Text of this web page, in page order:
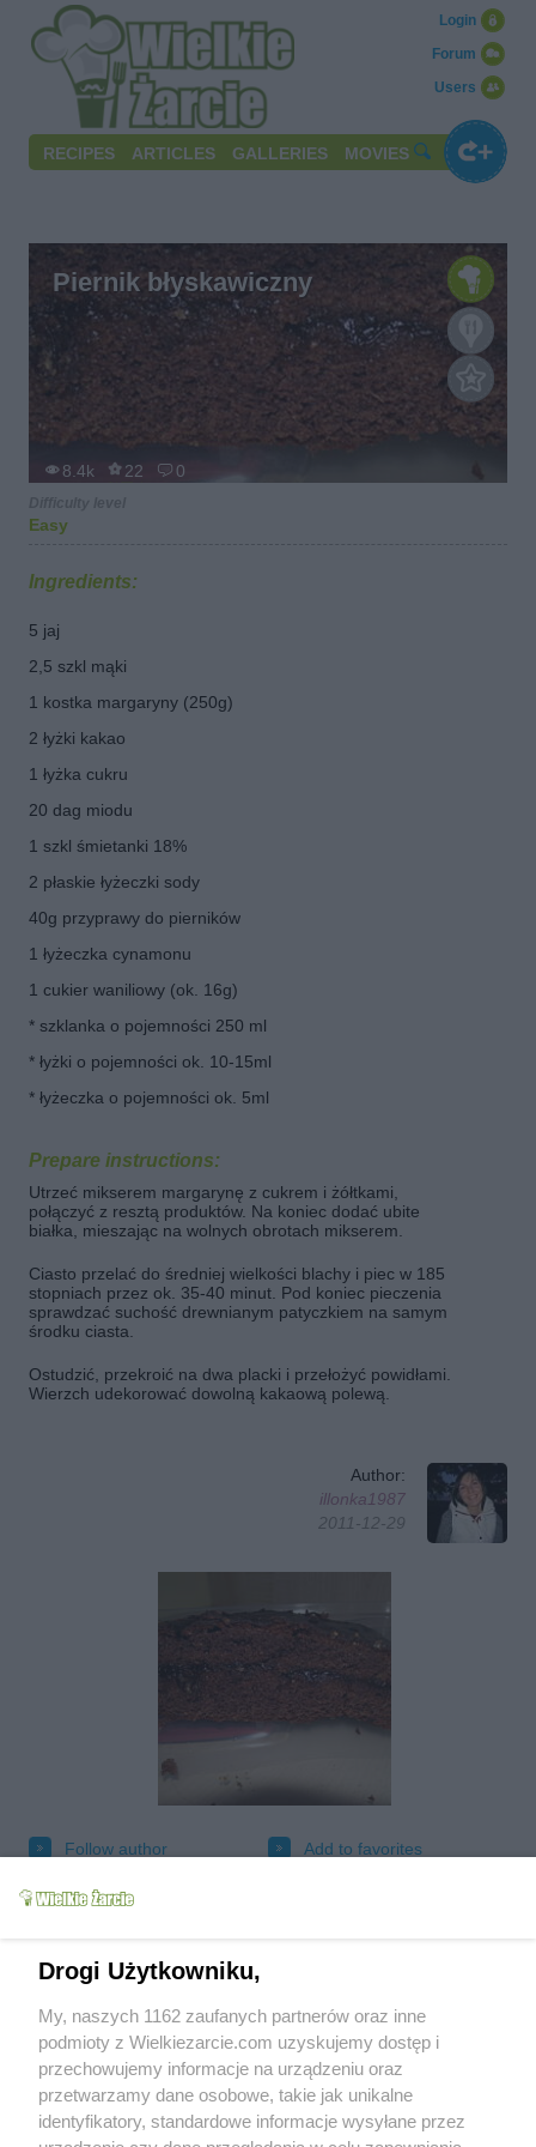
Users
Forum
Login
RECIPES ARTICLES GALLERIES MOVIES
Piernik błyskawiczny
8.4k 22 0
Easy
Ingredients:
5 jaj
2,5 szkl mąki
1 kostka margaryny (250g)
2 łyżki kakao
1 łyżka cukru
20 dag miodu
1 szkl śmietanki 18%
2 płaskie łyżeczki sody
40g przyprawy do pierników
1 łyżeczka cynamonu
1 cukier waniliowy (ok. 16g)
* szklanka o pojemności 250 ml
* łyżki o pojemności ok. 10-15ml
* łyżeczka o pojemności ok. 5ml
Prepare instructions:
Utrzeć mikserem margarynę z cukrem i żółtkami,
połączyć z resztą produktów. Na koniec dodać ubite
białka, mieszając na wolnych obrotach mikserem.
Ciasto przelać do średniej wielkości blachy i piec w 185
stopniach przez ok. 35-40 minut. Pod koniec pieczenia
sprawdzać suchość drewnianym patyczkiem na samym
środku ciasta.
Ostudzić, przekroić na dwa placki i przełożyć powidłami.
Wierzch udekorować dowolną kakaową polewą.
Author:
illonka1987
2011-12-29
Follow author
Add to favorites
Print
Drogi Użytkowniku,
My, naszych 1162 zaufanych partnerów oraz inne
podmioty z Wielkiezarcie.com uzyskujemy dostęp i
przechowujemy informacje na urządzeniu oraz
przetwarzamy dane osobowe, takie jak unikalne
identyfikatory, standardowe informacje wysyłane przez